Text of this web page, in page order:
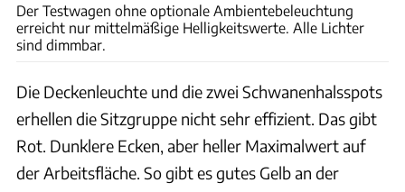
Der Testwagen ohne optionale Ambientebeleuchtung
erreicht nur mittelmäßige Helligkeitswerte. Alle Lichter
sind dimmbar.
Die Deckenleuchte und die zwei Schwanenhalsspots
erhellen die Sitzgruppe nicht sehr effizient. Das gibt
Rot. Dunklere Ecken, aber heller Maximalwert auf
der Arbeitsfläche. So gibt es gutes Gelb an der